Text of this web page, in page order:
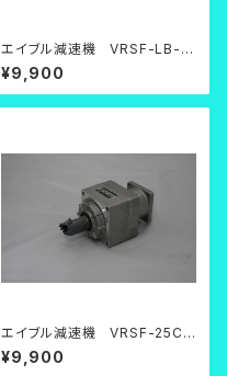
エイブル減速機 VRSF-LB-2
5C-200【中古品】
¥9,900
エイブル減速機 VRSF-25C-
200【中古品】
¥9,900